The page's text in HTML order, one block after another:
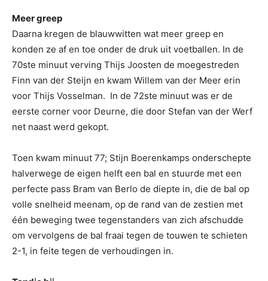
Meer greep
Daarna kregen de blauwwitten wat meer greep en
konden ze af en toe onder de druk uit voetballen. In de
70ste minuut verving Thijs Joosten de moegestreden
Finn van der Steijn en kwam Willem van der Meer erin
voor Thijs Vosselman. In de 72ste minuut was er de
eerste corner voor Deurne, die door Stefan van der Werf
net naast werd gekopt.
Toen kwam minuut 77; Stijn Boerenkamps onderschepte
halverwege de eigen helft een bal en stuurde met een
perfecte pass Bram van Berlo de diepte in, die de bal op
volle snelheid meenam, op de rand van de zestien met
één beweging twee tegenstanders van zich afschudde
om vervolgens de bal fraai tegen de touwen te schieten
2-1, in feite tegen de verhoudingen in.